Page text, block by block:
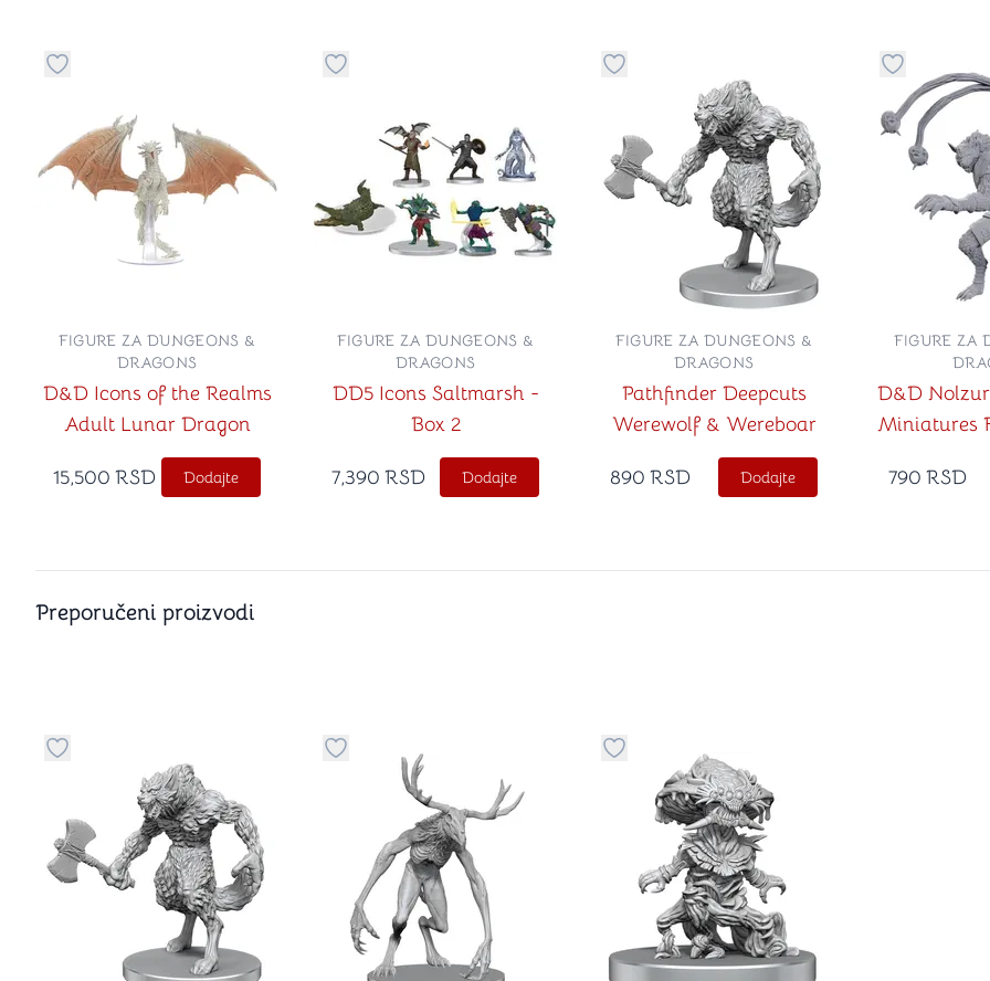
Dugme za dodavanje stvari u kategoriju omiljeno
D&D Icons of the Realms
Adult Lunar Dragon
FIGURE ZA DUNGEONS &
DRAGONS
15,500 RSD Dodajte
Dugme za dodavanje stvari u kategoriju omiljeno
DD5 Icons Saltmarsh -
Box 2
FIGURE ZA DUNGEONS &
DRAGONS
7,390 RSD Dodajte
Dugme za dodavanje stvari u kategoriju
Pathfinder Deepcuts
Werewolf & Wereboar
FIGURE ZA DUNGEONS &
DRAGONS
890 RSD Dodajte
Dugme za
D&D
Miniatures
FIGURE ZA
790 RSD
Preporučeni proizvodi
Dugme za dodavanje stvari u kategoriju omiljenoDugme za dodavanje stvari u kategoriju omiljenoDugme za dodavanje stvari u kategoriju omiljeno